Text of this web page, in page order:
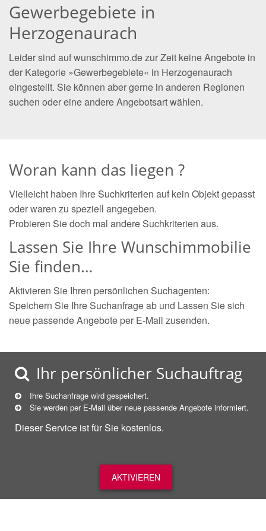
Gewerbegebiete in
Herzogenaurach
Leider sind auf wunschimmo.de zur Zeit keine Angebote in
der Kategorie »Gewerbegebiete« in Herzogenaurach
eingestellt. Sie können aber gerne in anderen Regionen
suchen oder eine andere Angebotsart wählen.
Woran kann das liegen ?
Vielleicht haben Ihre Suchkriterien auf kein Objekt gepasst
oder waren zu speziell angegeben.
Probieren Sie doch mal andere Suchkriterien aus.
Lassen Sie Ihre Wunschimmobilie
Sie finden…
Aktivieren Sie Ihren persönlichen Suchagenten:
Speichern Sie Ihre Suchanfrage ab und Lassen Sie sich
neue passende Angebote per E-Mail zusenden.
Ihr persönlicher Suchauftrag
Ihre Suchanfrage wird gespeichert.
Sie werden per E-Mail über neue passende Angebote informiert.
Dieser Service ist für Sie kostenlos.
AKTIVIEREN